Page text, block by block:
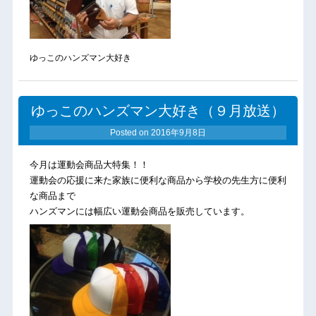
ゆっこのハンズマン大好き
ゆっこのハンズマン大好き（９月放送）
Posted on 2016年9月8日
今月は運動会商品大特集！！
運動会の応援に来た家族に便利な商品から学校の先生方に便利
な商品まで
ハンズマンには幅広い運動会商品を販売しています。